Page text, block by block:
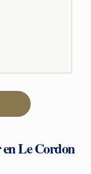
en Le Cordon